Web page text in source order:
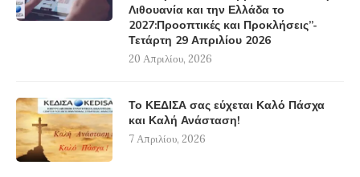
Λιθουανία και την Ελλάδα το
2027:Προοπτικές και Προκλήσεις”-
Τετάρτη 29 Απριλίου 2026
20 Απριλίου, 2026
Το ΚΕΔΙΣΑ σας εύχεται Καλό Πάσχα
και Καλή Ανάσταση!
7 Απριλίου, 2026